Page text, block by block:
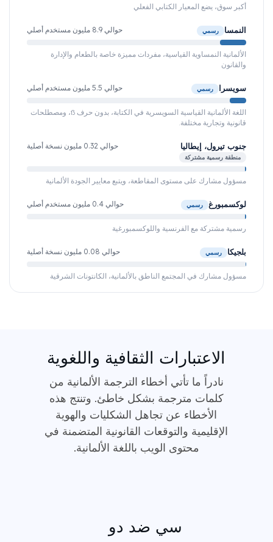
أكبر سوق، يضع المعيار الكتابي الفعلي
النمسا رسمي حوالي 8.9 مليون مستخدم أصلي
الألمانية النمساوية القياسية، مفردات مميزة خاصة بالطعام والإدارة
والقانون
سويسرا رسمي حوالي 5.5 مليون مستخدم أصلي
اللغة الألمانية القياسية السويسرية في الكتابة، بدون حرف ß، ومصطلحات
قانونية وتجارية مختلفة.
جنوب تيرول، إيطاليا
منطقة رسمية مشتركة
حوالي 0.32 مليون نسخة أصلية
مسؤول مشارك على مستوى المقاطعة، ويتبع معايير الجودة الألمانية
لوكسمبورغ رسمي حوالي 0.4 مليون مستخدم أصلي
رسمية مشتركة مع الفرنسية واللوكسمبورغية
بلجيكا رسمي حوالي 0.08 مليون نسخة أصلية
مسؤول مشارك في المجتمع الناطق بالألمانية، الكانتونات الشرقية
الاعتبارات الثقافية واللغوية
نادراً ما تأتي أخطاء الترجمة الألمانية من
كلمات مترجمة بشكل خاطئ. وتنتج هذه
الأخطاء عن تجاهل الشكليات والهوية
الإقليمية والتوقعات القانونية المتضمنة في
محتوى الويب باللغة الألمانية.
سي ضد دو